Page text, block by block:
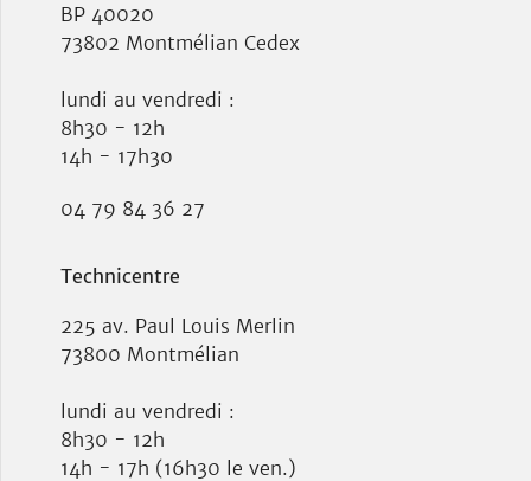
BP 40020
73802 Montmélian Cedex
lundi au vendredi :
8h30 - 12h
14h - 17h30
04 79 84 36 27
Technicentre
225 av. Paul Louis Merlin
73800 Montmélian
lundi au vendredi :
8h30 - 12h
14h - 17h (16h30 le ven.)